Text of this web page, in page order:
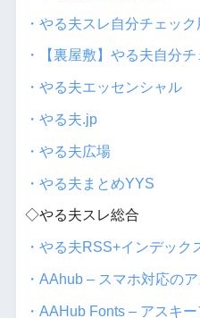
・やる夫スレ自分チェック
・【裏屋敷】やる夫自分
・やる夫エッセンシャル
・やる夫.jp
・やる夫広場
・やる夫まとめYYS
◇やる夫スレ総合
・やる夫RSS+インデック
・AAhub – スマホ対応の
・AAHub Fonts – アスキ